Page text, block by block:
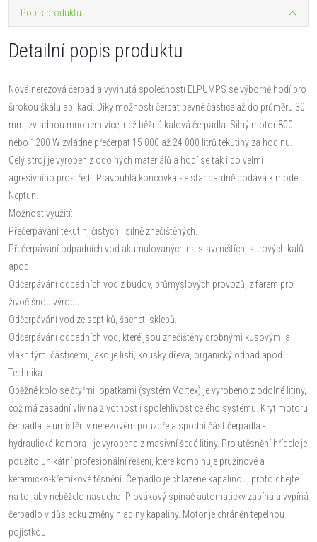
Popis produktu
Detailní popis produktu
Nová nerezová čerpadla vyvinutá společností ELPUMPS se výborně hodí pro
širokou škálu aplikací. Díky možnosti čerpat pevné částice až do průměru 30
mm, zvládnou mnohem více, než běžná kalová čerpadla. Silný motor 800
nebo 1200 W zvládne přečerpat 15 000 až 24 000 litrů tekutiny za hodinu.
Celý stroj je vyroben z odolných materiálů a hodí se tak i do velmi
agresívního prostředí. Pravoúhlá koncovka se standardně dodává k modelu
Neptun.
Možnost využití:
Přečerpávání tekutin, čistých i silně znečištěných.
Přečerpávání odpadních vod akumulovaných na staveništích, surových kalů
apod.
Odčerpávání odpadních vod z budov, průmyslových provozů, z farem pro
živočišnou výrobu.
Odčerpávání vod ze septiků, šachet, sklepů.
Odčerpávání odpadních vod, které jsou znečištěny drobnými kusovými a
vláknitými částicemi, jako je listí, kousky dřeva, organický odpad apod.
Technika:
Oběžné kolo se čtyřmi lopatkami (systém Vortex) je vyrobeno z odolné litiny,
což má zásadní vliv na životnost i spolehlivost celého systému. Kryt motoru
čerpadla je umístěn v nerezovém pouzdře a spodní část čerpadla -
hydraulická komora - je vyrobena z masivní šedé litiny. Pro utěsnění hřídele je
použito unikátní profesionální řešení, které kombinuje pružinové a
keramicko-křemíkové těsnění. Čerpadlo je chlazené kapalinou, proto dbejte
na to, aby neběželo nasucho. Plovákový spínač automaticky zapíná a vypíná
čerpadlo v důsledku změny hladiny kapaliny. Motor je chráněn tepelnou
pojistkou.